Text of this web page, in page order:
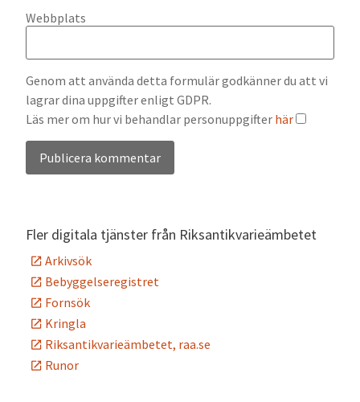
Webbplats
Genom att använda detta formulär godkänner du att vi
lagrar dina uppgifter enligt GDPR.
Läs mer om hur vi behandlar personuppgifter här
Fler digitala tjänster från Riksantikvarieämbetet
Arkivsök
Bebyggelseregistret
Fornsök
Kringla
Riksantikvarieämbetet, raa.se
Runor